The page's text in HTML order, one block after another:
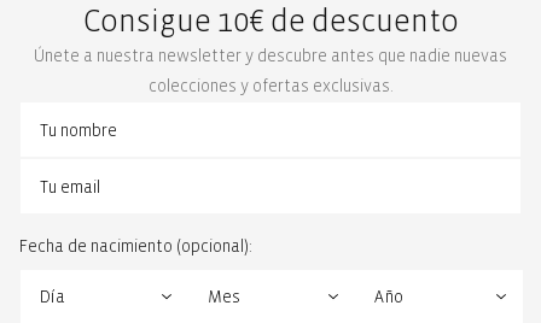
Consigue 10€ de descuento
Únete a nuestra newsletter y descubre antes que nadie nuevas
colecciones y ofertas exclusivas.
Fecha de nacimiento (opcional):